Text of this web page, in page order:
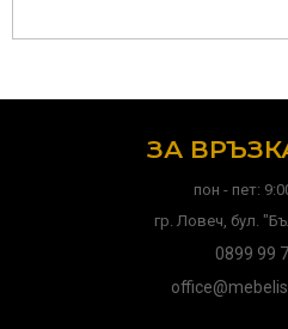
ЗА
пон - пет:
гр. Ловеч, бул.
0899 99